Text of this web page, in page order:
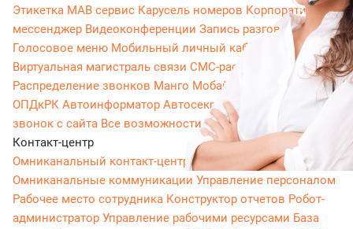
Этикетка МАВ сервис Карусель номеров Корпоративный
мессенджер Видеоконференции Запись разговоров
Голосовое меню Мобильный личный кабинет
Виртуальная магистраль связи СМС-рассылки
Распределение звонков Манго Мобайл
ОПДкРК Автоинформатор Автосекретарь
звонок с сайта Все возможности ВАТС
Контакт-центр
Омниканальный контакт-центрИсходящий обзвон
Омниканальные коммуникации Управление персоналом
Рабочее место сотрудника Конструктор отчетов Робот-
администратор Управление рабочими ресурсами База